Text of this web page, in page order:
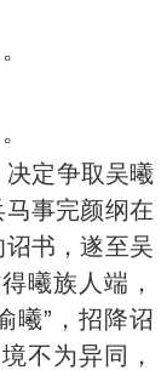
定争取吴曦
事完颜纲在
书，遂至吴
曦族人端，
曦”，招降诏
不为异同，